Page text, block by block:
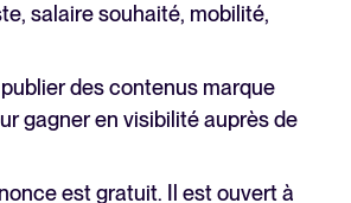
salaire souhaité, mobilité,
des contenus marque
gagner en visibilité auprès de
est gratuit. Il est ouvert à